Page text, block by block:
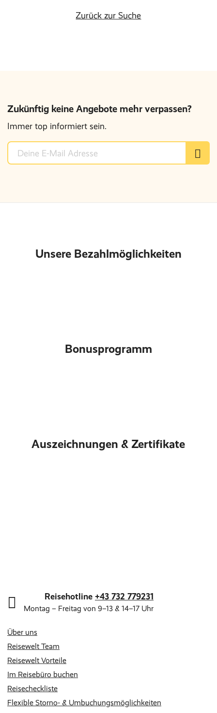
Zurück zur Suche
Zukünftig keine Angebote mehr verpassen?
Immer top informiert sein.
Unsere Bezahlmöglichkeiten
Bonusprogramm
Auszeichnungen & Zertifikate
Über uns
Reisewelt Team
Reisewelt Vorteile
Im Reisebüro buchen
Reisecheckliste
Flexible Storno- & Umbuchungsmöglichkeiten
Reisehotline +43 732 779231
Montag – Freitag von 9–13 & 14–17 Uhr